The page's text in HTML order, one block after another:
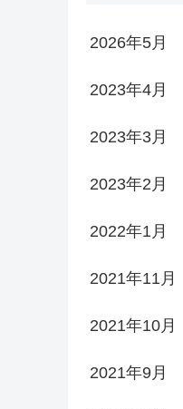
2026年5月
2023年4月
2023年3月
2023年2月
2022年1月
2021年11月
2021年10月
2021年9月